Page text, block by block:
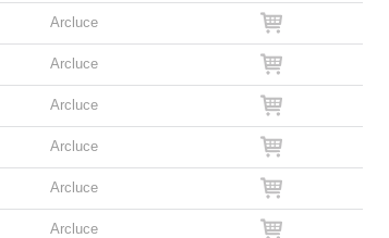
Arcluce
Arcluce
Arcluce
Arcluce
Arcluce
Arcluce